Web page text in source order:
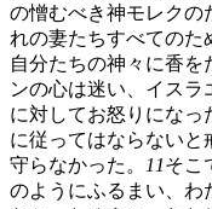
の憎むべき神モレクの
れの妻たちすべてのた
自分たちの神々に香を
ンの心は迷い、イス
に対してお怒りになっ
に従ってはならないと
守らなかった。
11そこ
のようにふるまい、わ